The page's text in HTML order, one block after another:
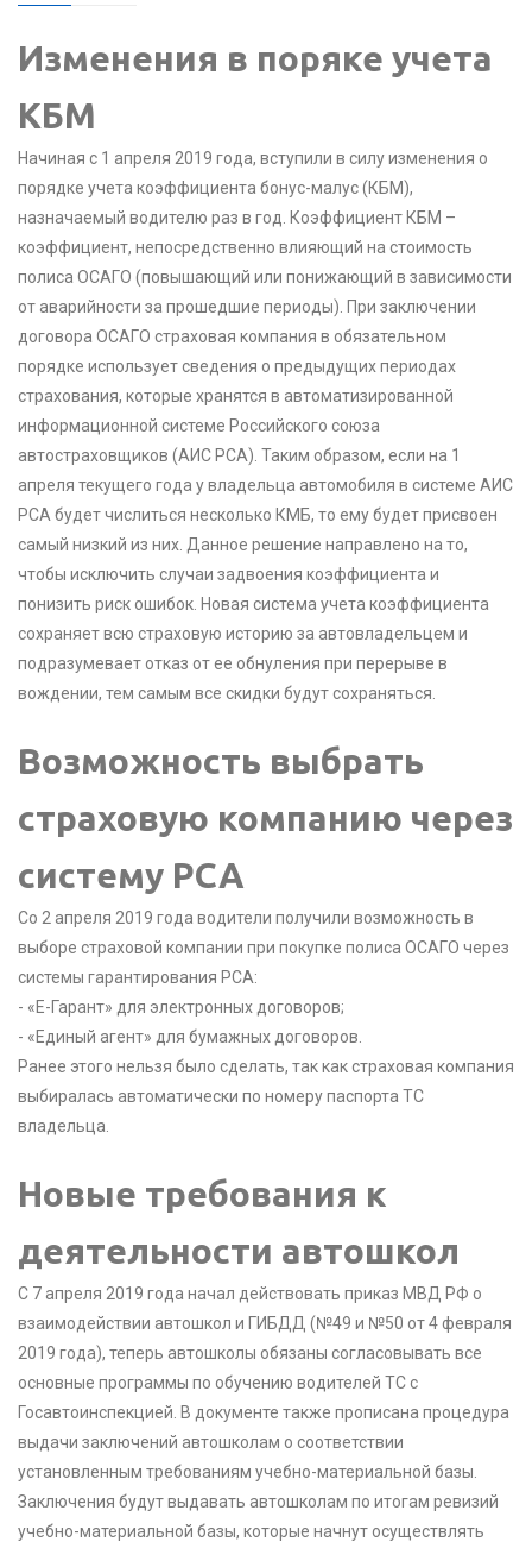
Изменения в поряке учета
КБМ
Начиная с 1 апреля 2019 года, вступили в силу изменения о
порядке учета коэффициента бонус-малус (КБМ),
назначаемый водителю раз в год. Коэффициент КБМ –
коэффициент, непосредственно влияющий на стоимость
полиса ОСАГО (повышающий или понижающий в зависимости
от аварийности за прошедшие периоды). При заключении
договора ОСАГО страховая компания в обязательном
порядке использует сведения о предыдущих периодах
страхования, которые хранятся в автоматизированной
информационной системе Российского союза
автостраховщиков (АИС РСА). Таким образом, если на 1
апреля текущего года у владельца автомобиля в системе АИС
РСА будет числиться несколько КМБ, то ему будет присвоен
самый низкий из них. Данное решение направлено на то,
чтобы исключить случаи задвоения коэффициента и
понизить риск ошибок. Новая система учета коэффициента
сохраняет всю страховую историю за автовладельцем и
подразумевает отказ от ее обнуления при перерыве в
вождении, тем самым все скидки будут сохраняться.
Возможность выбрать
страховую компанию через
систему РСА
Со 2 апреля 2019 года водители получили возможность в
выборе страховой компании при покупке полиса ОСАГО через
системы гарантирования РСА:
- «Е-Гарант» для электронных договоров;
- «Единый агент» для бумажных договоров.
Ранее этого нельзя было сделать, так как страховая компания
выбиралась автоматически по номеру паспорта ТС
владельца.
Новые требования к
деятельности автошкол
С 7 апреля 2019 года начал действовать приказ МВД РФ о
взаимодействии автошкол и ГИБДД (№49 и №50 от 4 февраля
2019 года), теперь автошколы обязаны согласовывать все
основные программы по обучению водителей ТС с
Госавтоинспекцией. В документе также прописана процедура
выдачи заключений автошколам о соответствии
установленным требованиям учебно-материальной базы.
Заключения будут выдавать автошколам по итогам ревизий
учебно-материальной базы, которые начнут осуществлять